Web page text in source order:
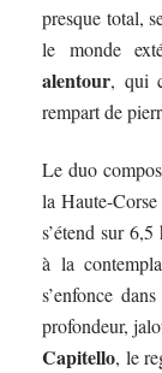
presque total,
le monde
alentour, qui
rempart de
Le duo
la Haute-
s’étend sur
à la
s’enfonce
profondeur,
Capitello, le